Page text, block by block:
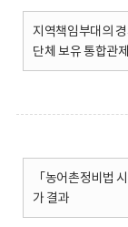
지역책임부대의
단체 보유 통합관
「농어촌정비법
가 결과